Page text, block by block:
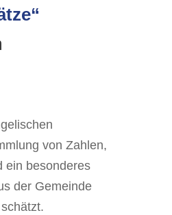
von Zahlen,
ein besonderes
der Gemeinde